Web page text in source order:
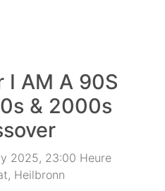
I AM A 90S
& 2000s
2025, 23:00 Heure
Heilbronn